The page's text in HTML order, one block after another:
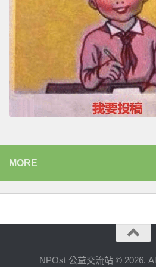
MORE
NPOst 公益交流站 © 2026.